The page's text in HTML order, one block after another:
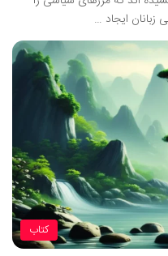
زبانان ایجاد …
کتاب